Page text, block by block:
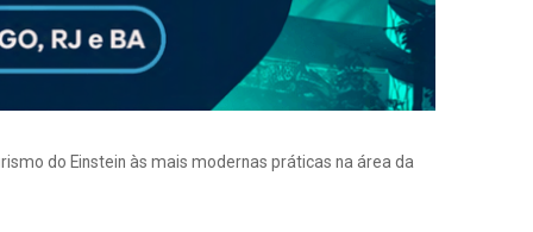
do Einstein às mais modernas práticas na área da